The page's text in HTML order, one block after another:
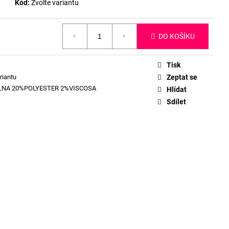
Kód: Zvolte variantu
DO KOŠÍKU
20%POLYESTER 2%VISCOSA
Tisk
Zeptat se
Hlídat
Sdílet